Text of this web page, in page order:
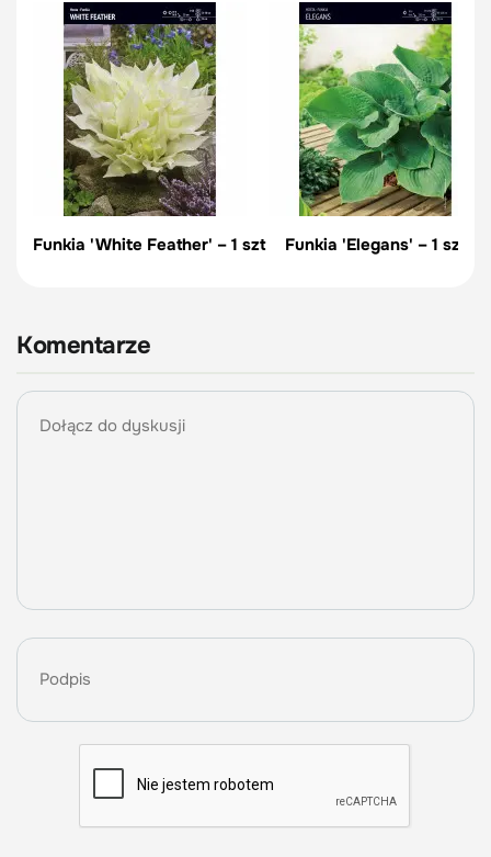
Funkia 'White Feather' – 1 szt Funkia 'Elegans' – 1 szt
Komentarze